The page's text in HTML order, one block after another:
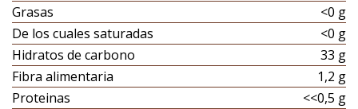
Grasas
<0 g
De los cuales saturadas
<0 g
Hidratos de carbono
33 g
Fibra alimentaria
1,2 g
Proteinas
<<0,5 g